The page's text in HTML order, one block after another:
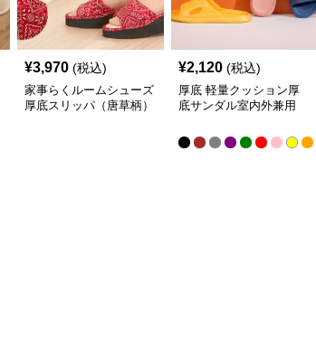
¥3,970 (税込)
家事らくルームシューズ
厚底スリッパ（唐草柄）
¥2,120 (税込)
厚底 軽量クッション厚
底サンダル室内外兼用